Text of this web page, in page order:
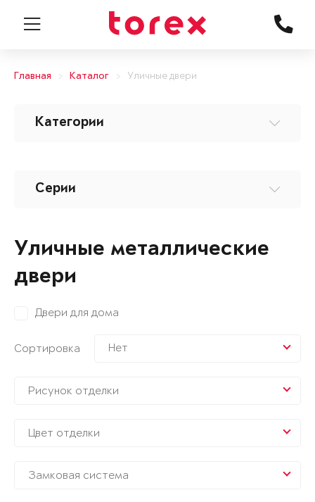
Главная Каталог Уличные двери
Категории
Серии
Уличные металлические
двери
Двери для дома
Сортировка Нет
Рисунок отделки
Цвет отделки
Замковая система